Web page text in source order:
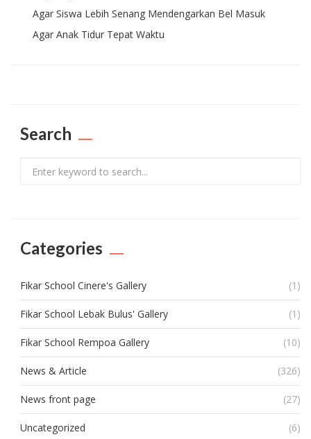
Agar Siswa Lebih Senang Mendengarkan Bel Masuk
Agar Anak Tidur Tepat Waktu
Search
Categories
Fikar School Cinere's Gallery (1)
Fikar School Lebak Bulus' Gallery (1)
Fikar School Rempoa Gallery (10)
News & Article (326)
News front page (27)
Uncategorized (6)